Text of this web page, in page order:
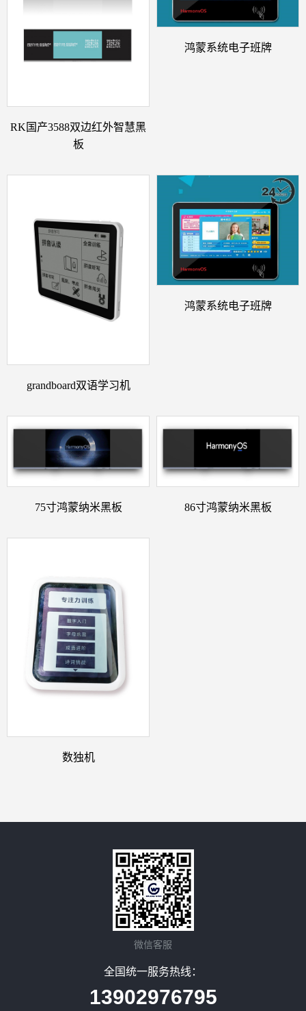
RK国产3588双边红外智慧黑
板
鸿蒙系统电子班牌
grandboard双语学习机
鸿蒙系统电子班牌
75寸鸿蒙纳米黑板 86寸鸿蒙纳米黑板
数独机
微信客服
全国统一服务热线：
13902976795